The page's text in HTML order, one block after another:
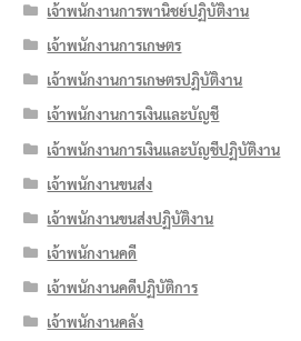
เจ้าพนักงานการพานิชย์ปฏิบัติงาน
เจ้าพนักงานการเกษตร
เจ้าพนักงานการเกษตรปฏิบัติงาน
เจ้าพนักงานการเงินและบัญชี
เจ้าพนักงานการเงินและบัญชีปฏิบัติงาน
เจ้าพนักงานขนส่ง
เจ้าพนักงานขนส่งปฏิบัติงาน
เจ้าพนักงานคดี
เจ้าพนักงานคดีปฏิบัติการ
เจ้าพนักงานคลัง